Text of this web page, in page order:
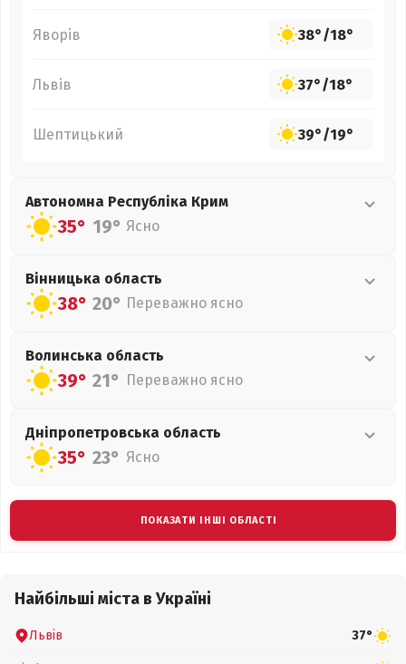
Яворів 38°/18°
Львів 37°/18°
Шептицький 39°/19°
Автономна Республіка Крим
35° 19° Ясно
Вінницька область
38° 20° Переважно ясно
Волинська область
39° 21° Переважно ясно
Дніпропетровська область
35° 23° Ясно
ПОКАЗАТИ ІНШІ ОБЛАСТІ
Найбільші міста в Україні
Львів 37°